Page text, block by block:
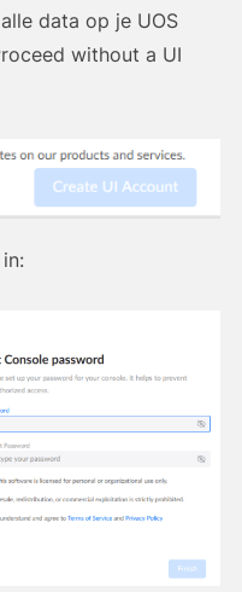
data op je UOS
without a UI